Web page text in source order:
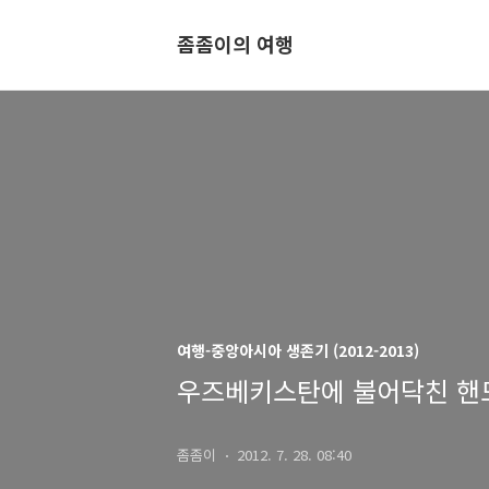
좀좀이의 여행
여행-중앙아시아 생존기 (2012-2013)
우즈베키스탄에 불어닥친
좀좀이 2012. 7. 28. 08:40